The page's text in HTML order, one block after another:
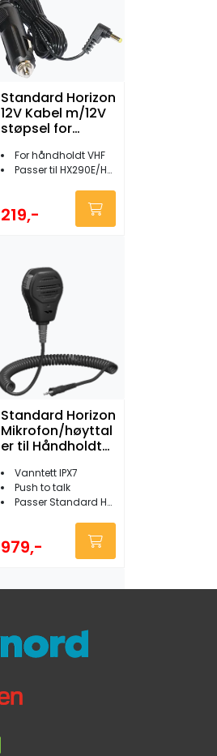
Standard Horizon
12V Kabel m/12V
støpsel for
For håndholdt VHF
Passer til HX290E/HX280/HX390/HX851
219,-
Standard Horizon
Mikrofon/høyttal
er til Håndholdt
Vanntett IPX7
Push to talk
Passer Standard Horizon HX210E/HX40E/HX890E
979,-